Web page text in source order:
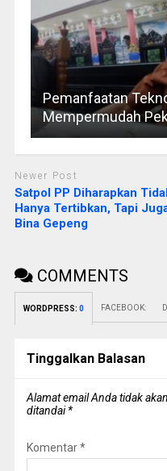
Pemanfaatan
Mempermudah
Newer Post
Satpol PP Diharapkan
Hanya Tertibkan, Tapi
Bina Gepeng
COMMENTS
WORDPRESS: 0 FACEBOOK:
Tinggalkan Balasan
Alamat email Anda tidak
ditandai*
Komentar*